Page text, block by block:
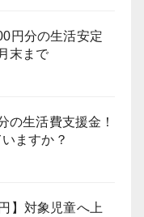
円分の生活安定
末まで
の生活費支援金！
ますか？
】対象児童へ上